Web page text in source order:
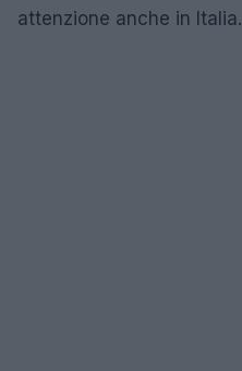
attenzione anche in Italia.